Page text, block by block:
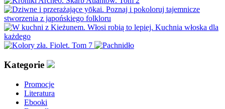
Kategorie
Promocje
Literatura
Ebooki